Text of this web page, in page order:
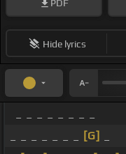
PDF
Hide lyrics
[G]